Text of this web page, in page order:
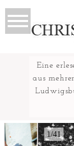
Eine
aus
1/41